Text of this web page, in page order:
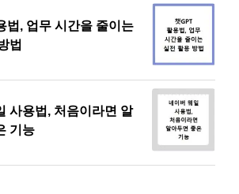
법, 업무 시간을 줄이는
법
사용법, 처음이라면 알
기능